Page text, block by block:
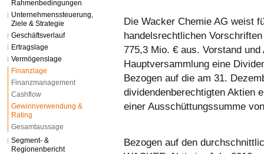
Die Wacker Chemie AG weist
handelsrechtlichen
775,3 Mio. € aus. Vorstand
Hauptversammlung eine
Bezogen auf die am 31.
dividendenberechtigten Aktien
einer Ausschüttungssumme
Bezogen auf den
Rahmenbedingungen
Unternehmenssteuerung,
Ziele & Strategie
Geschäftsverlauf
Ertragslage
Vermögenslage
Finanzlage
Finanzmanagement
Cashflow
Gewinnverwendung &
Rating
Gesamtaussage
Segment- &
Regionenbericht